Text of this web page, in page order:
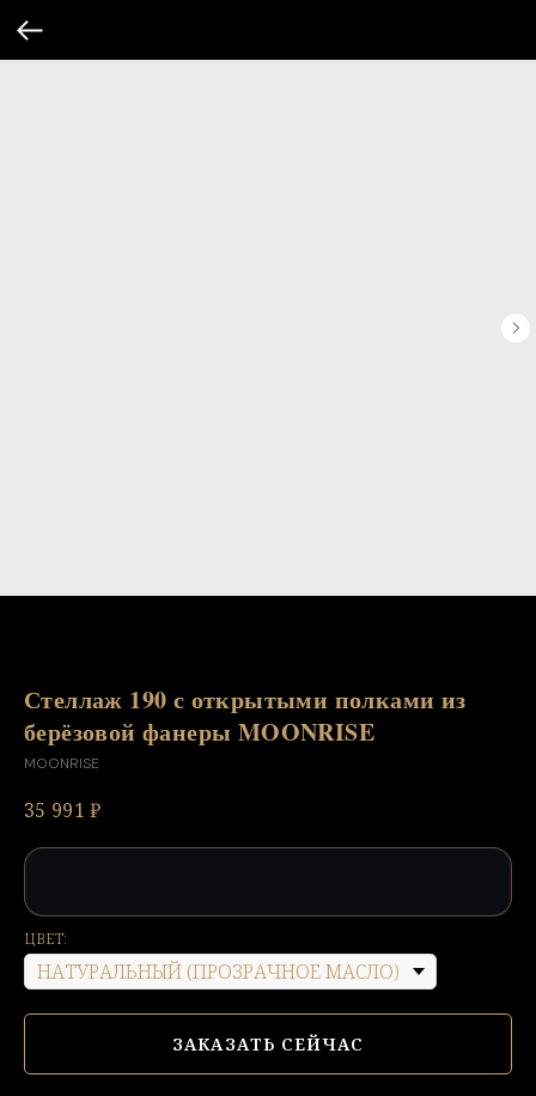
Стеллаж 190 с открытыми полками из
берёзовой фанеры MOONRISE
MOONRISE
35 991 ₽
ЦВЕТ:
ЗАКАЗАТЬ СЕЙЧАС